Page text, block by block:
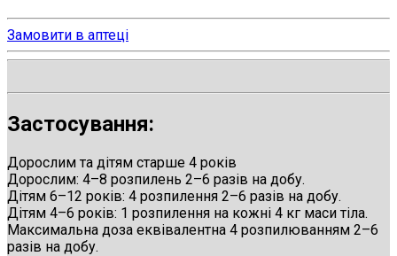
Замовити в аптеці
Застосування:
Дорослим та дітям старше 4 років
Дорослим: 4–8 розпилень 2–6 разів на добу.
Дітям 6–12 років: 4 розпилення 2–6 разів на добу.
Дітям 4–6 років: 1 розпилення на кожні 4 кг маси тіла.
Максимальна доза еквівалентна 4 розпилюванням 2–6
разів на добу.